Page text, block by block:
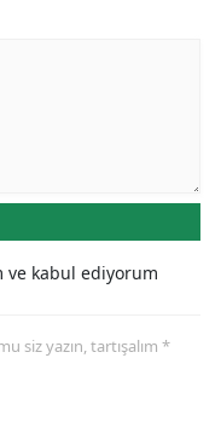
ve kabul ediyorum
siz yazın, tartışalım *